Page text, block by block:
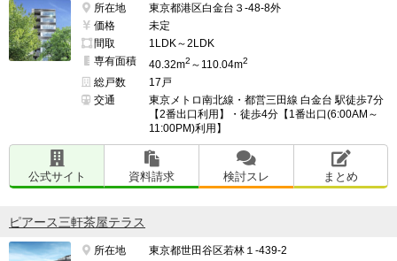
所在地
東京都港区白金台３-48-8外
価格
未定
間取
1LDK～2LDK
専有面積
40.32m2 ～110.04m2
総戸数
17戸
交通
東京メトロ南北線・都営三田線 白金台 駅徒歩7分
【2番出口利用】・徒歩4分【1番出口(6:00AM～
11:00PM)利用】
公式サイト 資料請求 検討スレ まとめ
ピアース三軒茶屋テラス
所在地
東京都世田谷区若林１-439-2